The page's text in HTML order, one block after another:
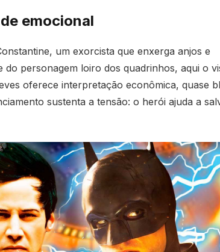
emocional
um exorcista que enxerga anjos e
personagem loiro dos quadrinhos, aqui o
oferece interpretação econômica, quase
sustenta a tensão: o herói ajuda a